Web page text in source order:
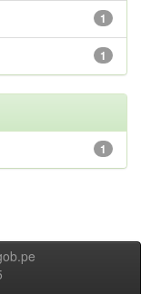
1
1
1